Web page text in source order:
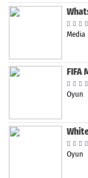
Media
Oyun
Oyun